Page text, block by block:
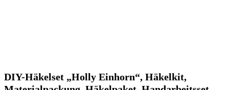
DIY-Häkelset „Holly Einhorn“, Häkelkit,